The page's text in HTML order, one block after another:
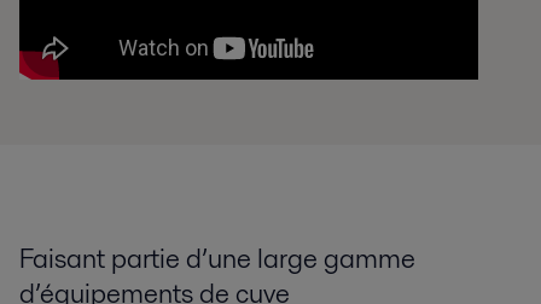
Faisant partie d’une large gamme
d’équipements de cuve